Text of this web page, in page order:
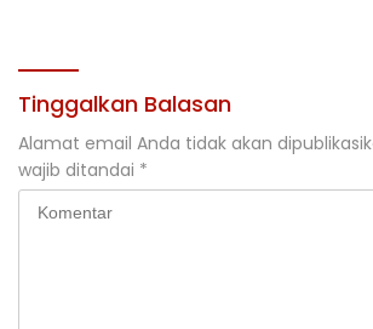
Tinggalkan Balasan
Alamat email Anda tidak akan
wajib ditandai *